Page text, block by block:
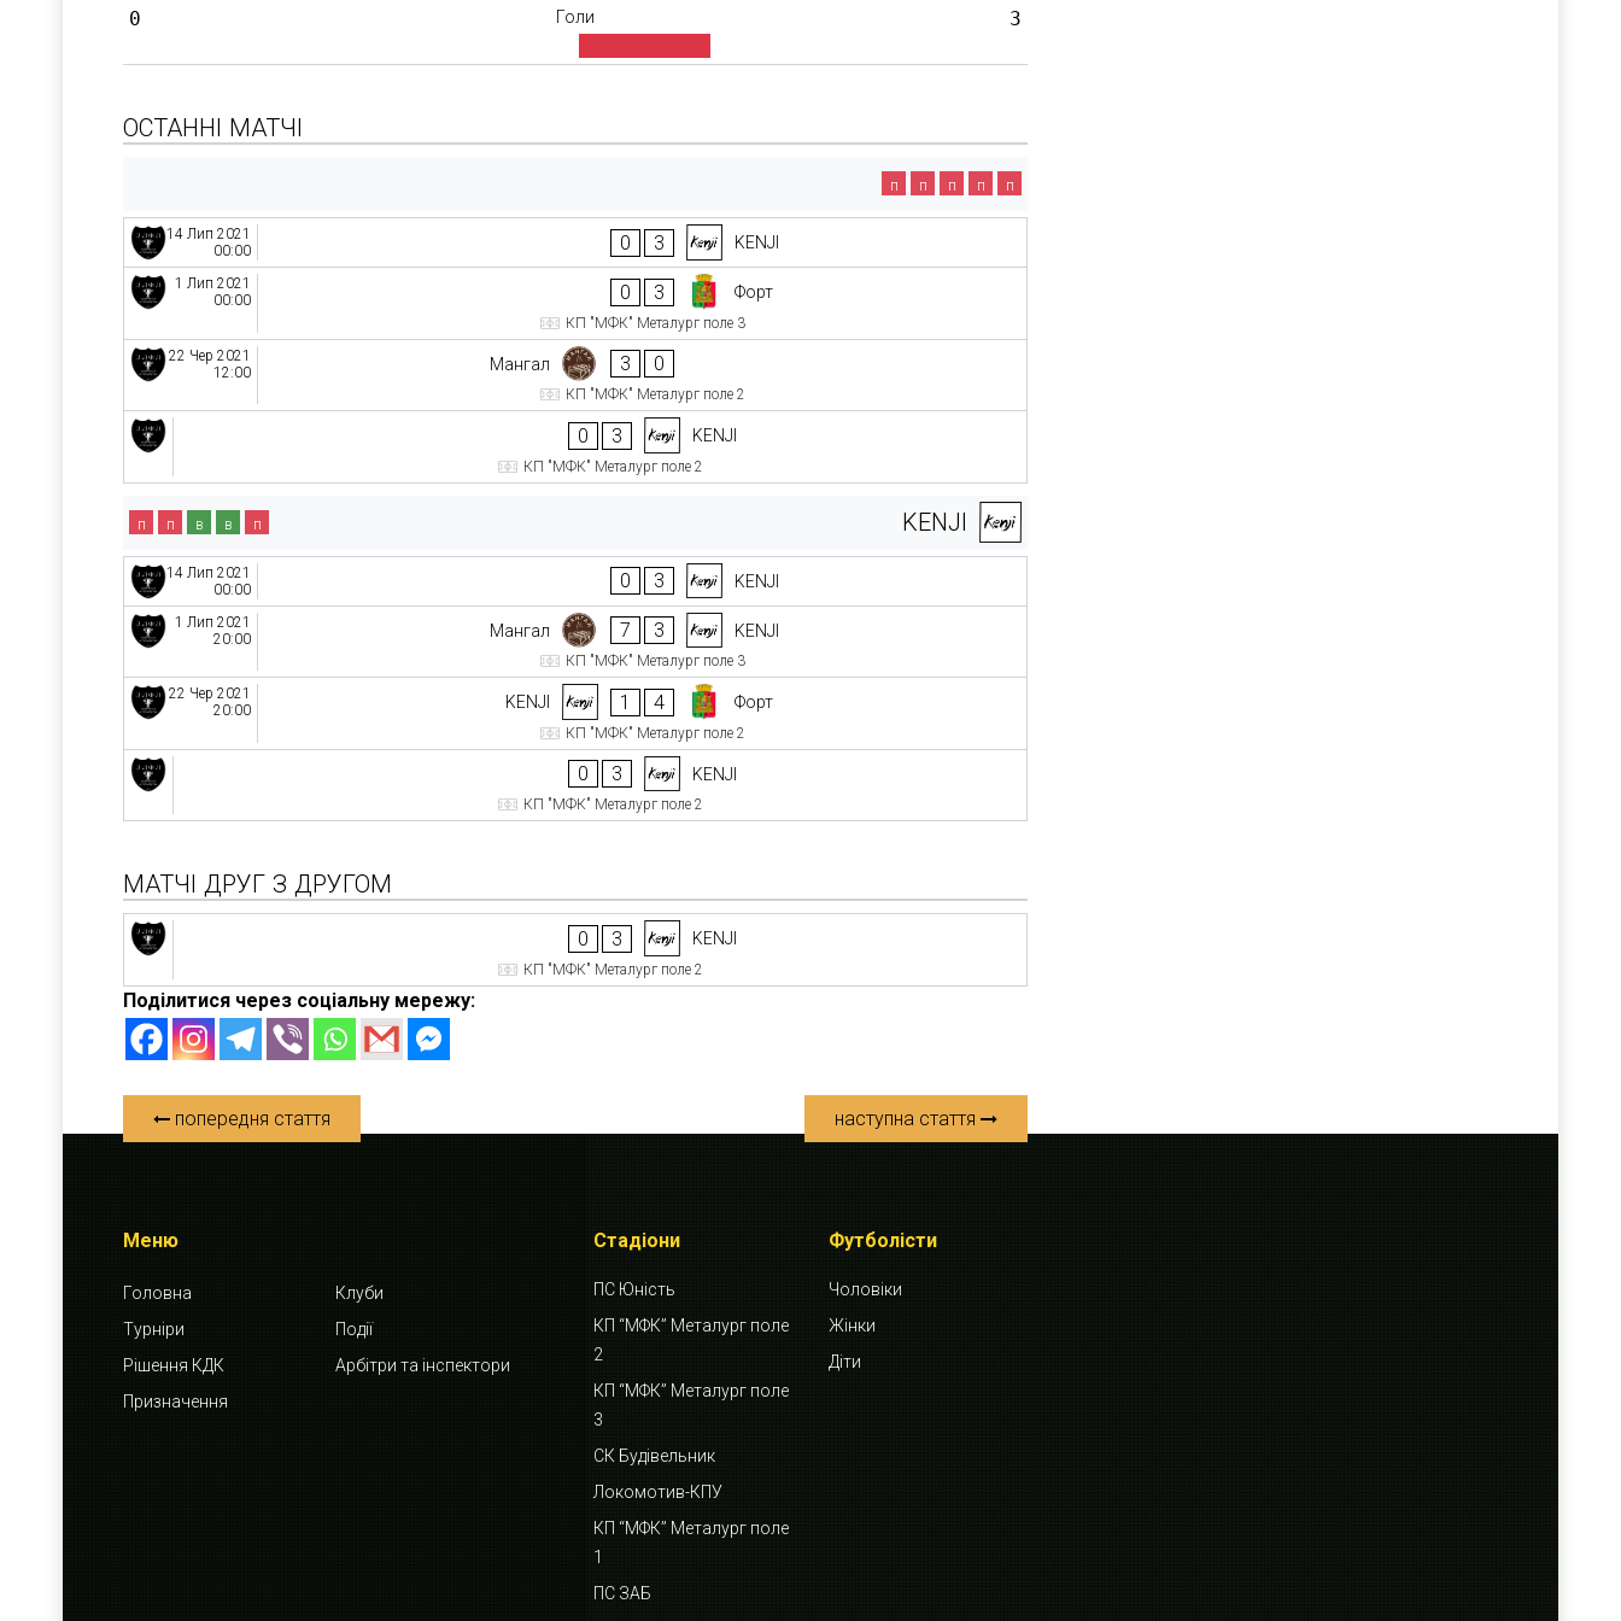
0 Голи 3
ОСТАННІ МАТЧІ
п п п п п
14 Лип 2021
00:00
0 3 KENJI
1 Лип 2021
00:00
0 3 Форт
КП "МФК" Металург поле 3
22 Чер 2021
12:00
Мангал 3 0
КП "МФК" Металург поле 2
0 3 KENJI
КП "МФК" Металург поле 2
KENJI
п п в в п
14 Лип 2021
00:00
0 3 KENJI
1 Лип 2021
20:00
Мангал 7 3 KENJI
КП "МФК" Металург поле 3
22 Чер 2021
20:00
KENJI 1 4 Форт
КП "МФК" Металург поле 2
0 3 KENJI
КП "МФК" Металург поле 2
МАТЧІ ДРУГ З ДРУГОМ
0 3 KENJI
КП "МФК" Металург поле 2
Поділитися через соціальну мережу:
попередня стаття наступна стаття
Меню
Головна
Клуби
Турніри
Події
Рішення КДК
Арбітри та інспектори
Призначення
Стадіони
ПС Юність
КП “МФК” Металург поле
2
КП “МФК” Металург поле
3
СК Будівельник
Локомотив-КПУ
КП “МФК” Металург поле
1
ПС ЗАБ
Футболісти
Чоловіки
Жінки
Діти